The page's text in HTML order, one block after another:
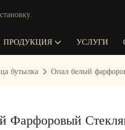
ПРОДУКЦИЯ УСЛУГИ
бутылка Опал белый
Фарфоровый